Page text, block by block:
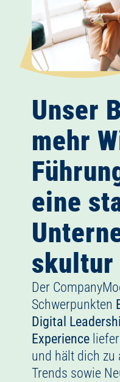
Unser
mehr
eine
skultur
Der
Schwerpunkten
Digital
Experience
und hält dich zu
Trends sowie